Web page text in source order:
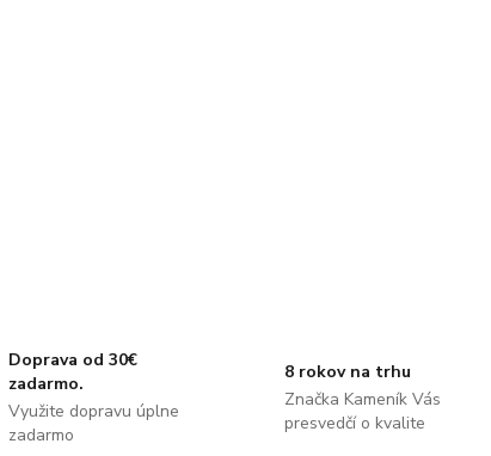
Doprava od 30€
zadarmo.
Využite dopravu úplne
zadarmo
8 rokov na trhu
Značka Kameník Vás
presvedčí o kvalite